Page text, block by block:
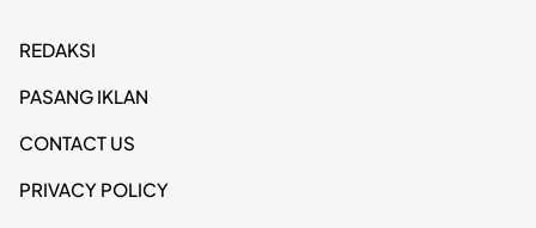
REDAKSI
PASANG IKLAN
CONTACT US
PRIVACY POLICY